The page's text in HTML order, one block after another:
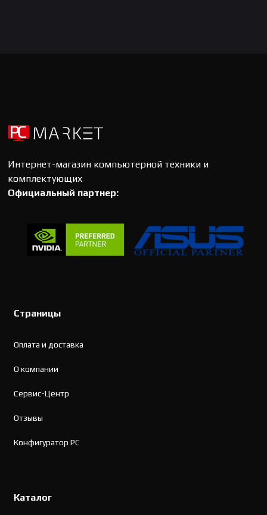
Интернет-магазин компьютерной техники и
комплектующих
Официальный партнер:
Страницы
Оплата и доставка
О компании
Сервис-Центр
Отзывы
Конфигуратор PC
Каталог